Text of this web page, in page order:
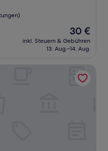
Der
Preis
beträgt
30 €
inkl. Steuern & Gebühren
13. Aug.–14. Aug.